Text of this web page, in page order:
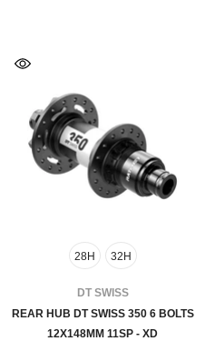
28H 32H
FOURNISSEUR:DT SWISS
REAR HUB DT SWISS 350 6 BOLTS
12X148MM 11SP - XD